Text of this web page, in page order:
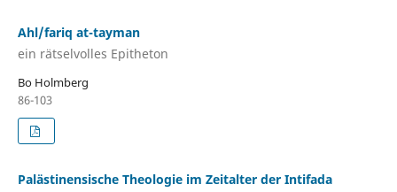
Ahl/fariq at-tayman
ein rätselvolles Epitheton
Bo Holmberg
86-103
Palästinensische Theologie im Zeitalter der Intifada